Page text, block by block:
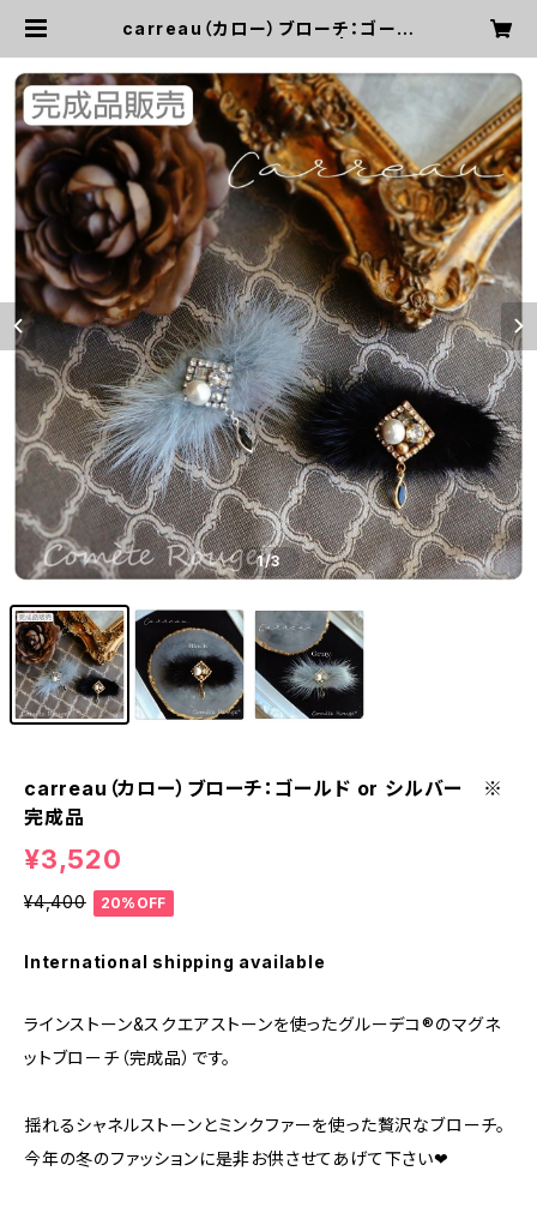
carreau（カロー）ブローチ：ゴール
1/3
carreau（カロー）ブローチ：ゴールド or シルバー ※
完成品
¥3,520
¥4,400 20%OFF
International shipping available
ラインストーン&スクエアストーンを使ったグルーデコ®のマグネ
ットブローチ（完成品）です。
揺れるシャネルストーンとミンクファーを使った贅沢なブローチ。
今年の冬のファッションに是非お供させてあげて下さい❤